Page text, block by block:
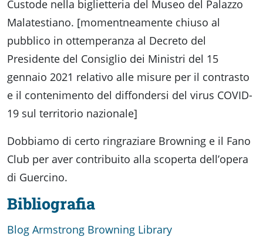
Custode nella biglietteria del Museo del Palazzo
Malatestiano. [momentneamente chiuso al
pubblico in ottemperanza al Decreto del
Presidente del Consiglio dei Ministri del 15
gennaio 2021 relativo alle misure per il contrasto
e il contenimento del diffondersi del virus COVID-
19 sul territorio nazionale]
Dobbiamo di certo ringraziare Browning e il Fano
Club per aver contribuito alla scoperta dell’opera
di Guercino.
Bibliografia
Blog Armstrong Browning Library